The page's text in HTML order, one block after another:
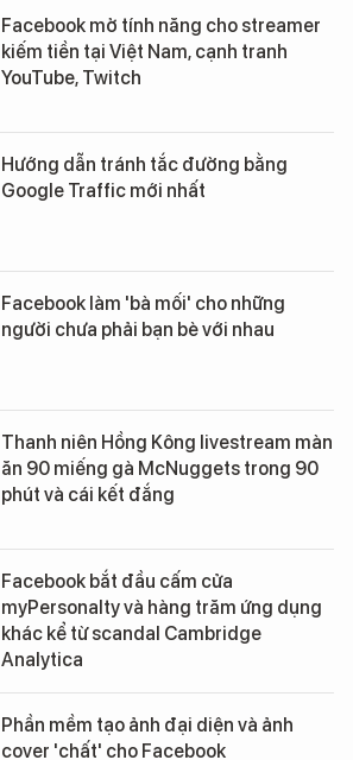
Facebook mở tính năng cho streamer
kiếm tiền tại Việt Nam, cạnh tranh
YouTube, Twitch
Hướng dẫn tránh tắc đường bằng
Google Traffic mới nhất
Facebook làm 'bà mối' cho những
người chưa phải bạn bè với nhau
Thanh niên Hồng Kông livestream màn
ăn 90 miếng gà McNuggets trong 90
phút và cái kết đắng
Facebook bắt đầu cấm cửa
myPersonalty và hàng trăm ứng dụng
khác kể từ scandal Cambridge
Analytica
Phần mềm tạo ảnh đại diện và ảnh
cover 'chất' cho Facebook